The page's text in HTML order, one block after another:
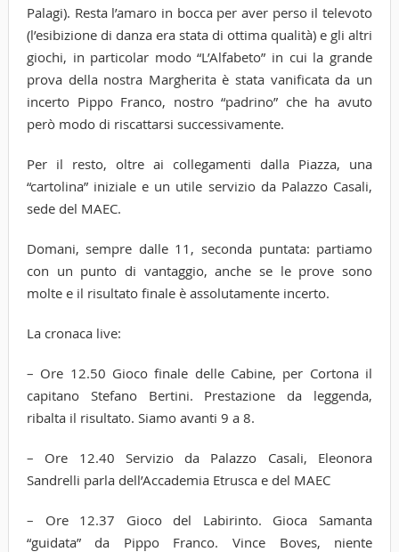
Palagi). Resta l’amaro in bocca per aver perso il televoto
(l’esibizione di danza era stata di ottima qualità) e gli altri
giochi, in particolar modo “L’Alfabeto” in cui la grande
prova della nostra Margherita è stata vanificata da un
incerto Pippo Franco, nostro “padrino” che ha avuto
però modo di riscattarsi successivamente.
Per il resto, oltre ai collegamenti dalla Piazza, una
“cartolina” iniziale e un utile servizio da Palazzo Casali,
sede del MAEC.
Domani, sempre dalle 11, seconda puntata: partiamo
con un punto di vantaggio, anche se le prove sono
molte e il risultato finale è assolutamente incerto.
La cronaca live:
– Ore 12.50 Gioco finale delle Cabine, per Cortona il
capitano Stefano Bertini. Prestazione da leggenda,
ribalta il risultato. Siamo avanti 9 a 8.
– Ore 12.40 Servizio da Palazzo Casali, Eleonora
Sandrelli parla dell’Accademia Etrusca e del MAEC
– Ore 12.37 Gioco del Labirinto. Gioca Samanta
“guidata” da Pippo Franco. Vince Boves, niente